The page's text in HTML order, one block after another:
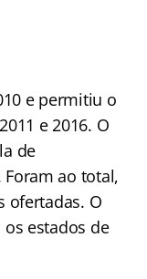
e permitiu o
e 2016. O
de
Foram ao total,
ofertadas. O
estados de